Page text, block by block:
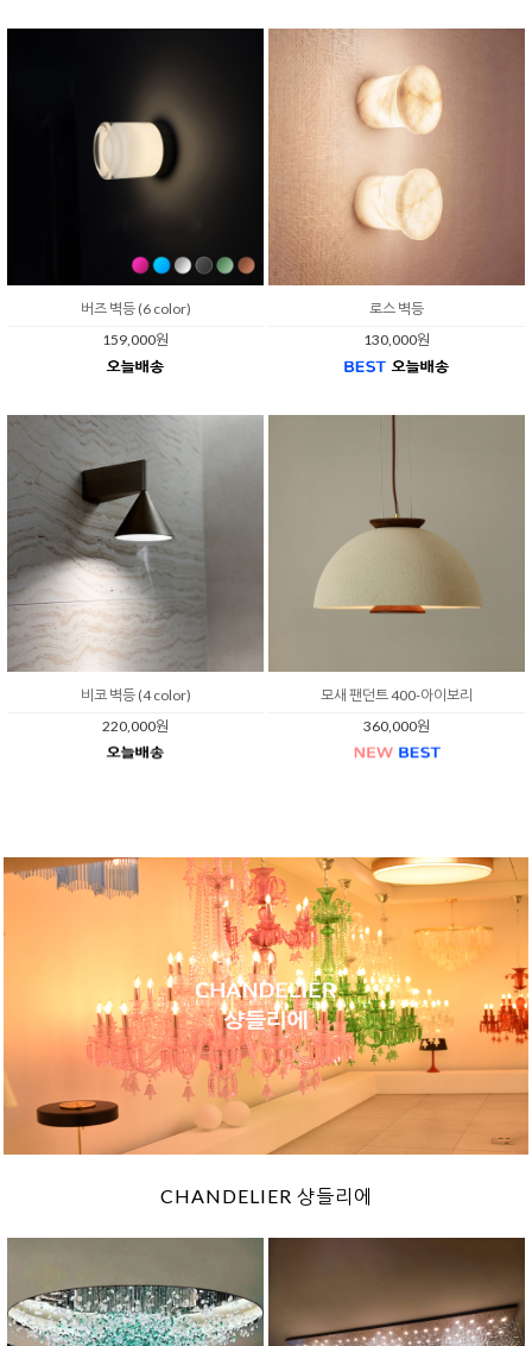
버즈 벽등 (6 color)
159,000원
로스 벽등
130,000원
비코 벽등 (4 color)
220,000원
모새 팬던트 400-아이보리
360,000원
CHANDELIER 샹들리에